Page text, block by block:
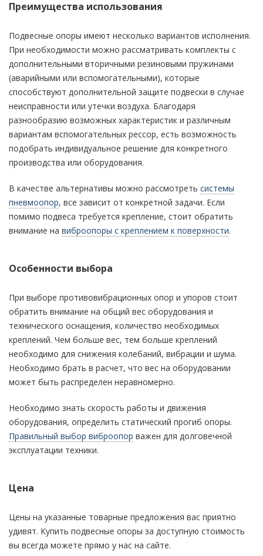
Преимущества использования
Подвесные опоры имеют несколько вариантов исполнения.
При необходимости можно рассматривать комплекты с
дополнительными вторичными резиновыми пружинами
(аварийными или вспомогательными), которые
способствуют дополнительной защите подвески в случае
неисправности или утечки воздуха. Благодаря
разнообразию возможных характеристик и различным
вариантам вспомогательных рессор, есть возможность
подобрать индивидуальное решение для конкретного
производства или оборудования.
В качестве альтернативы можно рассмотреть системы
пневмоопор, все зависит от конкретной задачи. Если
помимо подвеса требуется крепление, стоит обратить
внимание на виброопоры с креплением к поверхности.
Особенности выбора
При выборе противовибрационных опор и упоров стоит
обратить внимание на общий вес оборудования и
технического оснащения, количество необходимых
креплений. Чем больше вес, тем больше креплений
необходимо для снижения колебаний, вибрации и шума.
Необходимо брать в расчет, что вес на оборудовании
может быть распределен неравномерно.
Необходимо знать скорость работы и движения
оборудования, определить статический прогиб опоры.
Правильный выбор виброопор важен для долговечной
эксплуатации техники.
Цена
Цены на указанные товарные предложения вас приятно
удивят. Купить подвесные опоры за доступную стоимость
вы всегда можете прямо у нас на сайте.